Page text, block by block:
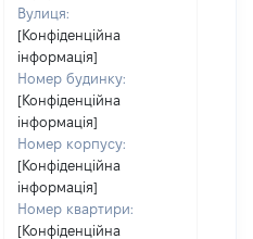
Вулиця:
[Конфіденційна
інформація]
Номер будинку:
[Конфіденційна
інформація]
Номер корпусу:
[Конфіденційна
інформація]
Номер квартири:
[Конфіденційна